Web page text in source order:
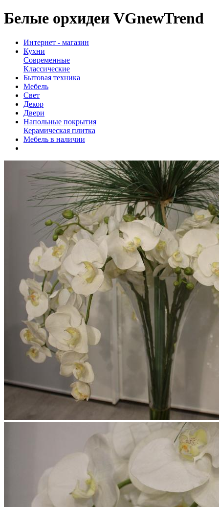
Белые орхидеи VGnewTrend
Интернет - магазин
Кухни
Современные
Классические
Бытовая техника
Мебель
Свет
Декор
Двери
Напольные покрытия
Керамическая плитка
Мебель в наличии